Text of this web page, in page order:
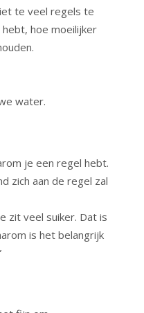
te veel regels te
hoe moeilijker
water.
je een regel hebt.
zich aan de regel zal
zit veel suiker. Dat is
is het belangrijk